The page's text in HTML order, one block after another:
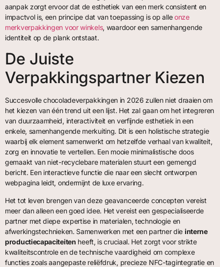
aanpak zorgt ervoor dat de esthetiek van een merk consistent en
impactvol is, een principe dat van toepassing is op alleonze
merkverpakkingen voor winkels, waardoor een samenhangende
identiteit op de plank ontstaat.
De Juiste
Verpakkingspartner Kiezen
Succesvolle chocoladeverpakkingen in 2026 zullen niet draaien om
het kiezen van één trend uit een lijst. Het zal gaan om het integreren
van duurzaamheid, interactiviteit en verfijnde esthetiek in een
enkele, samenhangende merkuiting. Dit is een holistische strategie
waarbij elk element samenwerkt om hetzelfde verhaal van kwaliteit,
zorg en innovatie te vertellen. Een mooie minimalistische doos
gemaakt van niet-recyclebare materialen stuurt een gemengd
bericht. Een interactieve functie die naar een slecht ontworpen
webpagina leidt, ondermijnt de luxe ervaring.
Het tot leven brengen van deze geavanceerde concepten vereist
meer dan alleen een goed idee. Het vereist een gespecialiseerde
partner met diepe expertise in materialen, technologie en
afwerkingstechnieken. Samenwerken met een partner die interne
productiecapaciteiten heeft, is cruciaal. Het zorgt voor strikte
kwaliteitscontrole en de technische vaardigheid om complexe
functies zoals aangepaste reliëfdruk, precieze NFC-tagintegratie en